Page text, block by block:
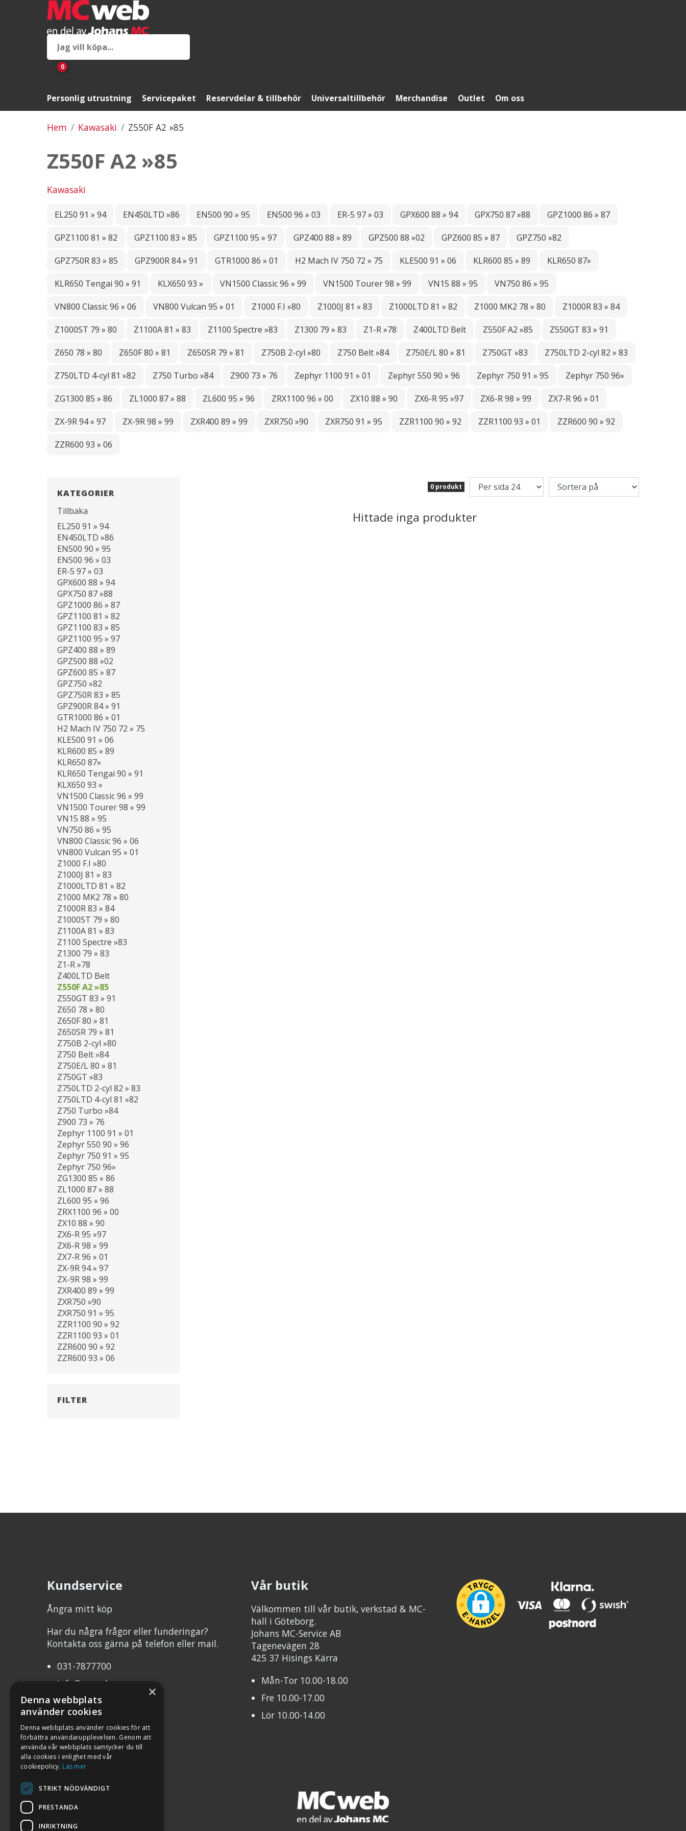
0
Personlig utrustning Servicepaket Reservdelar & tillbehör Universaltillbehör Merchandise Outlet Om oss
Hem Kawasaki Z550F A2 »85
Z550F A2 »85
Kawasaki
EL250 91 » 94 EN450LTD »86 EN500 90 » 95 EN500 96 » 03 ER-5 97 » 03 GPX600 88 » 94 GPX750 87 »88 GPZ1000 86 » 87
GPZ1100 81 » 82 GPZ1100 83 » 85 GPZ1100 95 » 97 GPZ400 88 » 89 GPZ500 88 »02 GPZ600 85 » 87 GPZ750 »82
GPZ750R 83 » 85 GPZ900R 84 » 91 GTR1000 86 » 01 H2 Mach IV 750 72 » 75 KLE500 91 » 06 KLR600 85 » 89 KLR650 87»
KLR650 Tengai 90 » 91 KLX650 93 » VN1500 Classic 96 » 99 VN1500 Tourer 98 » 99 VN15 88 » 95 VN750 86 » 95
VN800 Classic 96 » 06 VN800 Vulcan 95 » 01 Z1000 F.I »80 Z1000J 81 » 83 Z1000LTD 81 » 82 Z1000 MK2 78 » 80 Z1000R 83 » 84
Z1000ST 79 » 80 Z1100A 81 » 83 Z1100 Spectre »83 Z1300 79 » 83 Z1-R »78 Z400LTD Belt Z550F A2 »85 Z550GT 83 » 91
Z650 78 » 80 Z650F 80 » 81 Z650SR 79 » 81 Z750B 2-cyl »80 Z750 Belt »84 Z750E/L 80 » 81 Z750GT »83 Z750LTD 2-cyl 82 » 83
Z750LTD 4-cyl 81 »82 Z750 Turbo »84 Z900 73 » 76 Zephyr 1100 91 » 01 Zephyr 550 90 » 96 Zephyr 750 91 » 95 Zephyr 750 96»
ZG1300 85 » 86 ZL1000 87 » 88 ZL600 95 » 96 ZRX1100 96 » 00 ZX10 88 » 90 ZX6-R 95 »97 ZX6-R 98 » 99 ZX7-R 96 » 01
ZX-9R 94 » 97 ZX-9R 98 » 99 ZXR400 89 » 99 ZXR750 »90 ZXR750 91 » 95 ZZR1100 90 » 92 ZZR1100 93 » 01 ZZR600 90 » 92
ZZR600 93 » 06
KATEGORIER
Tillbaka
EL250 91 » 94
EN450LTD »86
EN500 90 » 95
EN500 96 » 03
ER-5 97 » 03
GPX600 88 » 94
GPX750 87 »88
GPZ1000 86 » 87
GPZ1100 81 » 82
GPZ1100 83 » 85
GPZ1100 95 » 97
GPZ400 88 » 89
GPZ500 88 »02
GPZ600 85 » 87
GPZ750 »82
GPZ750R 83 » 85
GPZ900R 84 » 91
GTR1000 86 » 01
H2 Mach IV 750 72 » 75
KLE500 91 » 06
KLR600 85 » 89
KLR650 87»
KLR650 Tengai 90 » 91
KLX650 93 »
VN1500 Classic 96 » 99
VN1500 Tourer 98 » 99
VN15 88 » 95
VN750 86 » 95
VN800 Classic 96 » 06
VN800 Vulcan 95 » 01
Z1000 F.I »80
Z1000J 81 » 83
Z1000LTD 81 » 82
Z1000 MK2 78 » 80
Z1000R 83 » 84
Z1000ST 79 » 80
Z1100A 81 » 83
Z1100 Spectre »83
Z1300 79 » 83
Z1-R »78
Z400LTD Belt
Z550F A2 »85
Z550GT 83 » 91
Z650 78 » 80
Z650F 80 » 81
Z650SR 79 » 81
Z750B 2-cyl »80
Z750 Belt »84
Z750E/L 80 » 81
Z750GT »83
Z750LTD 2-cyl 82 » 83
Z750LTD 4-cyl 81 »82
Z750 Turbo »84
Z900 73 » 76
Zephyr 1100 91 » 01
Zephyr 550 90 » 96
Zephyr 750 91 » 95
Zephyr 750 96»
ZG1300 85 » 86
ZL1000 87 » 88
ZL600 95 » 96
ZRX1100 96 » 00
ZX10 88 » 90
ZX6-R 95 »97
ZX6-R 98 » 99
ZX7-R 96 » 01
ZX-9R 94 » 97
ZX-9R 98 » 99
ZXR400 89 » 99
ZXR750 »90
ZXR750 91 » 95
ZZR1100 90 » 92
ZZR1100 93 » 01
ZZR600 90 » 92
ZZR600 93 » 06
FILTER
0 produkt
Hittade inga produkter
Kundservice
Ångra mitt köp
Har du några frågor eller funderingar?
Kontakta oss gärna på telefon eller mail.
031-7877700
info@mcweb.se
Mån-Tor 10.00-17.00
Fre 10.00-17.00
Org.nr 556232-8483
Vår butik
Välkommen till vår butik, verkstad & MC-
hall i Göteborg.
Johans MC-Service AB
Tagenevägen 28
425 37 Hisings Kärra
Mån-Tor 10.00-18.00
Fre 10.00-17.00
Lör 10.00-14.00
×
Denna webbplats
använder cookies
Denna webbplats använder cookies för att
förbättra användarupplevelsen. Genom att
använda vår webbplats samtycker du till
alla cookies i enlighet med vår
cookiepolicy. Läs mer
STRIKT NÖDVÄNDIGT
PRESTANDA
INRIKTNING